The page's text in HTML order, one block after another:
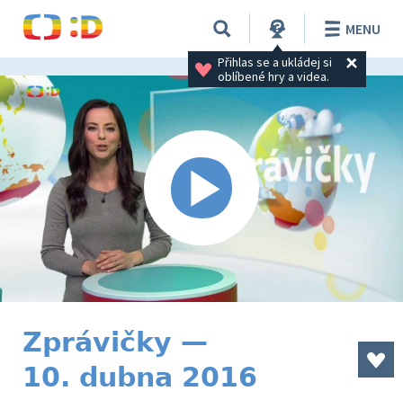
Přihlas se a ukládej si
oblíbené hry a videa.
MENU
Zprávičky —
10. dubna 2016